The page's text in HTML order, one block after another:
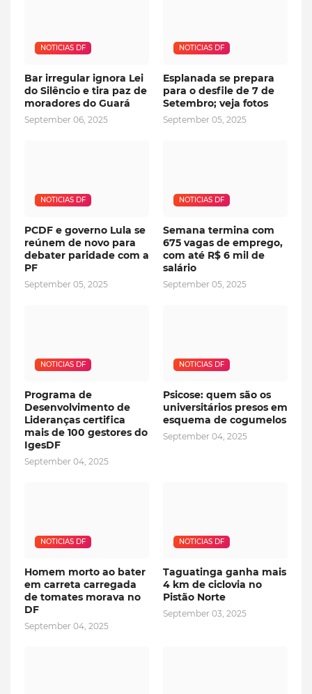
NOTICIAS DF
Bar irregular ignora Lei
do Silêncio e tira paz de
moradores do Guará
September 06, 2025
NOTICIAS DF
Esplanada se prepara
para o desfile de 7 de
Setembro; veja fotos
September 05, 2025
NOTICIAS DF
PCDF e governo Lula se
reúnem de novo para
debater paridade com a
PF
September 05, 2025
NOTICIAS DF
Semana termina com
675 vagas de emprego,
com até R$ 6 mil de
salário
September 05, 2025
NOTICIAS DF
Programa de
Desenvolvimento de
Lideranças certifica
mais de 100 gestores do
IgesDF
September 04, 2025
NOTICIAS DF
Psicose: quem são os
universitários presos em
esquema de cogumelos
September 04, 2025
NOTICIAS DF
Homem morto ao bater
em carreta carregada
de tomates morava no
DF
September 04, 2025
NOTICIAS DF
Taguatinga ganha mais
4 km de ciclovia no
Pistão Norte
September 03, 2025